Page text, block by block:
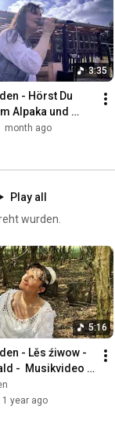
3:35
- Hörst Du
Alpaka und
month ago
Play all
wurden.
5:16
- Lěs źiwow -
-  Musikvideo
1 year ago